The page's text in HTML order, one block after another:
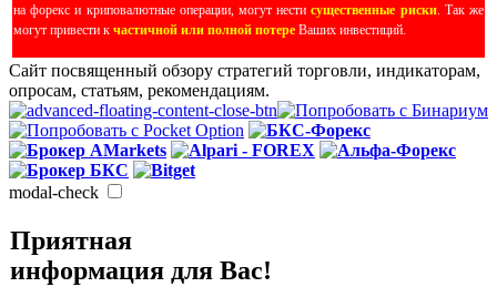
на форекс и криповалютные операции, могут нестисущественные риски. Так же
могут привести к частичной или полной потере Ваших инвестиций.
Сайт посвященный обзору стратегий торговли, индикаторам,
опросам, статьям, рекомендациям.
modal-check
Приятная
информация для Вас!